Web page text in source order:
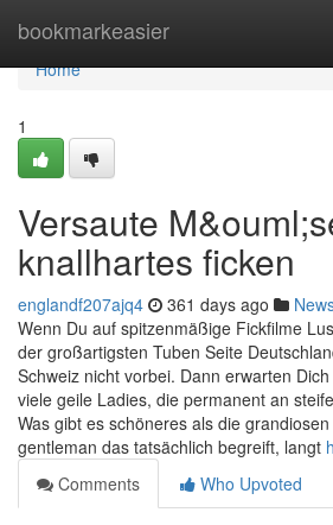
bookmarkeasier
Home
Home
1
Versaute
knallhartes ficken
englandf207ajq4 361 days ago
Wenn Du auf spitzenmäßige Fickfilme
der großartigsten Tuben Seite
Schweiz nicht vorbei. Dann erwarten
viele geile Ladies, die permanent an
Was gibt es schöneres als die
gentleman das tatsächlich begreift, langt
Comments
Who Upvoted